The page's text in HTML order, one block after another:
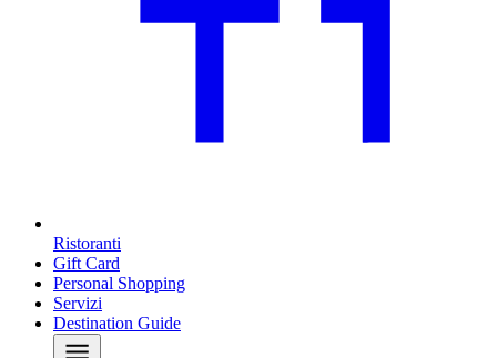
Ristoranti
Gift Card
Personal Shopping
Servizi
Destination Guide